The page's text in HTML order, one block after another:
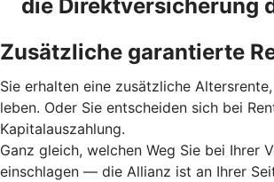
die Direktversicherung
Zusätzliche garantierte
Sie erhalten eine zusätzliche
leben. Oder Sie entscheiden sich bei
Kapitalauszahlung.
Ganz gleich, welchen Weg Sie bei Ihrer
einschlagen — die Allianz ist an Ihrer